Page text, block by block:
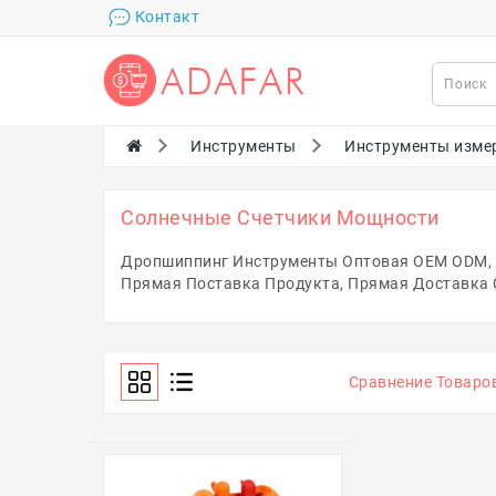
Контакт
Инструменты Инструменты
Солнечные Счетчики Мощности
Дропшиппинг Инструменты Оптовая OEM
Прямая Поставка Продукта, Прямая
Сравнение